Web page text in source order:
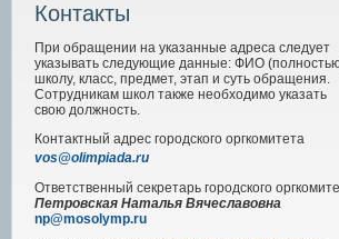
Контакты
При обращении на указанные адреса следует
указывать следующие данные: ФИО
школу, класс, предмет, этап и суть обращения.
Сотрудникам школ также необходимо указать
свою должность.
Контактный адрес городского оргкомитета
vos@olimpiada.ru
Ответственный секретарь городского
Петровская Наталья Вячеславовна
np@mosolymp.ru